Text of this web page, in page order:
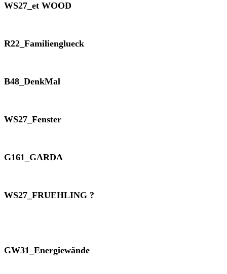
WS27_et WOOD
R22_Familienglueck
B48_DenkMal
WS27_Fenster
G161_GARDA
WS27_FRUEHLING ?
GW31_Energiewände